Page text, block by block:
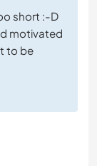
short :-D
motivated
to be